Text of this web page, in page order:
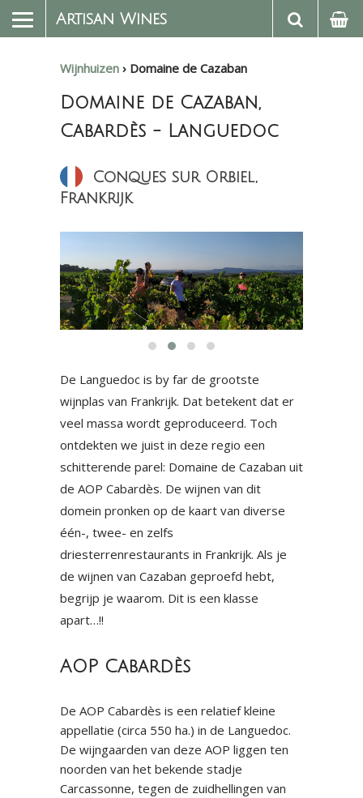
Artisan Wines
Wijnhuizen › Domaine de Cazaban
Domaine de Cazaban,
Cabardès - Languedoc
Conques sur Orbiel,
Frankrijk
De Languedoc is by far de grootste
wijnplas van Frankrijk. Dat betekent dat er
veel massa wordt geproduceerd. Toch
ontdekten we juist in deze regio een
schitterende parel: Domaine de Cazaban uit
de AOP Cabardès. De wijnen van dit
domein pronken op de kaart van diverse
één-, twee- en zelfs
driesterrenrestaurants in Frankrijk. Als je
de wijnen van Cazaban geproefd hebt,
begrijp je waarom. Dit is een klasse
apart…!!
AOP Cabardès
De AOP Cabardès is een relatief kleine
appellatie (circa 550 ha.) in de Languedoc.
De wijngaarden van deze AOP liggen ten
noorden van het bekende stadje
Carcassonne, tegen de zuidhellingen van